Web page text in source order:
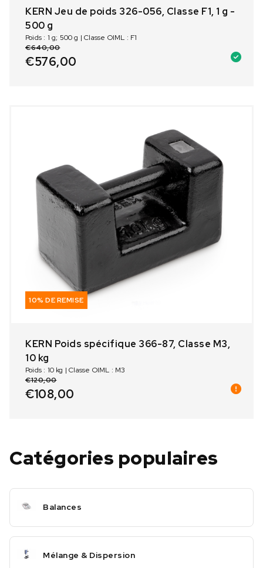
KERN Jeu de poids 326-056, Classe F1, 1 g -
500 g
Poids : 1 g; 500 g | Classe OIML : F1
€640,00
€576,00
10% DE REMISE
KERN Poids spécifique 366-87, Classe M3,
10 kg
Poids : 10 kg | Classe OIML : M3
€120,00
€108,00
Catégories populaires
Balances
Mélange & Dispersion